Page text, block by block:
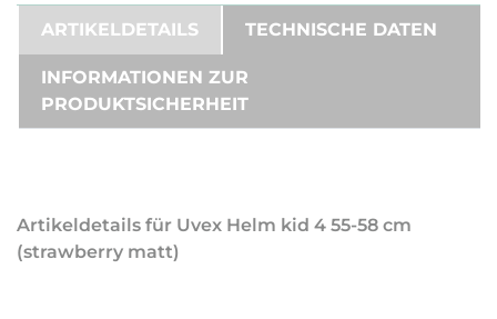
ARTIKELDETAILS TECHNISCHE DATEN
INFORMATIONEN ZUR
PRODUKTSICHERHEIT
Artikeldetails für Uvex Helm kid 4 55-58 cm
(strawberry matt)